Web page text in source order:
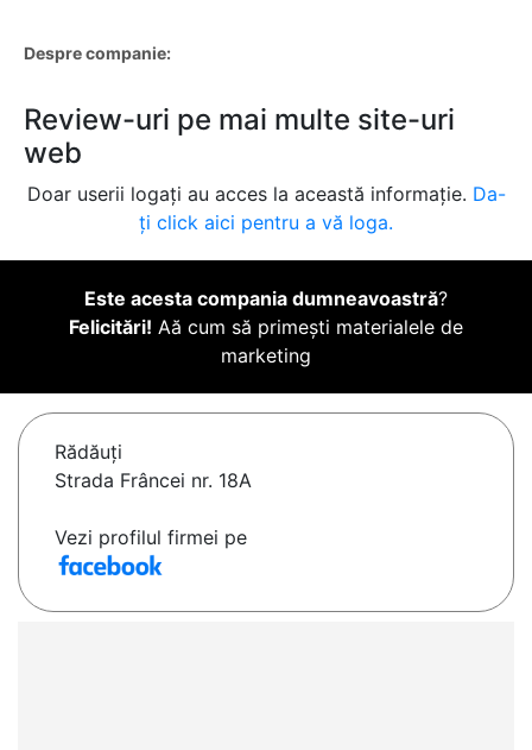
Despre companie:
Review-uri pe mai multe site-uri
web
Doar userii logați au acces la această informație. Da-
ți click aici pentru a vă loga.
Este acesta compania dumneavoastră?
Felicitări! Aă cum să primești materialele de
marketing
Rădăuţi
Strada Frâncei nr. 18A
Vezi profilul firmei pe